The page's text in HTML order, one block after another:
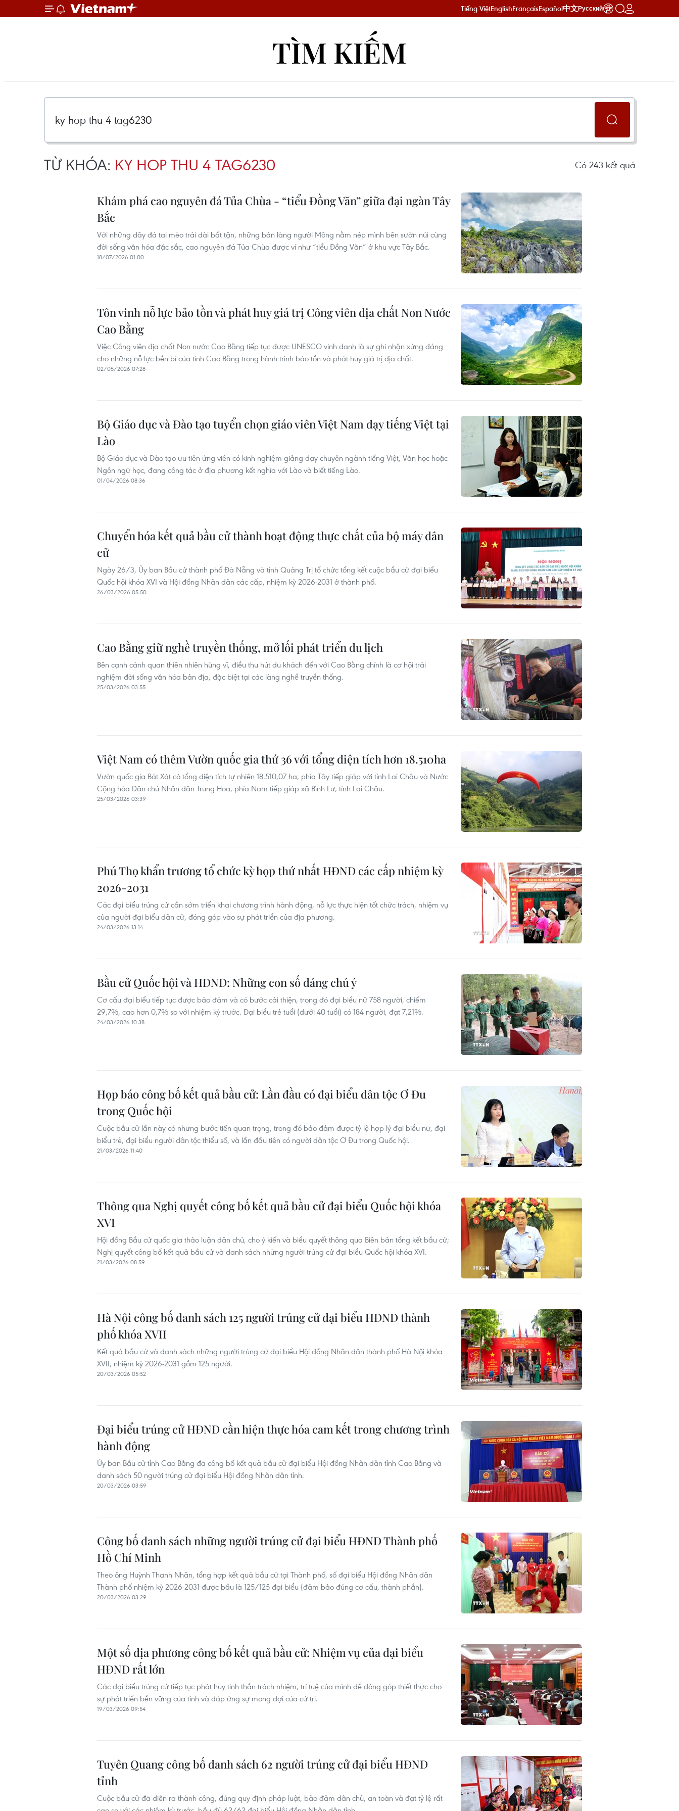
Tiếng ViệtEnglishFrançaisEspañol中文Русский
TÌM KIẾM
TỪ KHÓA: KY HOP THU 4 TAG6230 Có 243 kết quả
Khám phá cao nguyên đá Tủa Chùa - “tiểu Đồng Văn” giữa đại ngàn Tây
Bắc
Với những dãy đá tai mèo trải dài bất tận, những bản làng người Mông nằm nép mình bên sườn núi cùng
đời sống văn hóa đặc sắc, cao nguyên đá Tủa Chùa được ví như “tiểu Đồng Văn” ở khu vực Tây Bắc.
18/07/2026 01:00
Tôn vinh nỗ lực bảo tồn và phát huy giá trị Công viên địa chất Non Nước
Cao Bằng
Việc Công viên địa chất Non nước Cao Bằng tiếp tục được UNESCO vinh danh là sự ghi nhận xứng đáng
cho những nỗ lực bền bỉ của tỉnh Cao Bằng trong hành trình bảo tồn và phát huy giá trị địa chất.
02/05/2026 07:28
Bộ Giáo dục và Đào tạo tuyển chọn giáo viên Việt Nam dạy tiếng Việt tại
Lào
Bộ Giáo dục và Đào tạo ưu tiên ứng viên có kinh nghiệm giảng dạy chuyên ngành tiếng Việt, Văn học hoặc
Ngôn ngữ học, đang công tác ở địa phương kết nghĩa với Lào và biết tiếng Lào.
01/04/2026 08:36
Chuyển hóa kết quả bầu cử thành hoạt động thực chất của bộ máy dân
cử
Ngày 26/3, Ủy ban Bầu cử thành phố Đà Nẵng và tỉnh Quảng Trị tổ chức tổng kết cuộc bầu cử đại biểu
Quốc hội khóa XVI và Hội đồng Nhân dân các cấp, nhiệm kỳ 2026-2031 ở thành phố.
26/03/2026 05:50
Cao Bằng giữ nghề truyền thống, mở lối phát triển du lịch
Bên cạnh cảnh quan thiên nhiên hùng vĩ, điều thu hút du khách đến với Cao Bằng chính là cơ hội trải
nghiệm đời sống văn hóa bản địa, đặc biệt tại các làng nghề truyền thống.
25/03/2026 03:55
Việt Nam có thêm Vườn quốc gia thứ 36 với tổng diện tích hơn 18.510ha
Vườn quốc gia Bát Xát có tổng diện tích tự nhiên 18.510,07 ha; phía Tây tiếp giáp với tỉnh Lai Châu và Nước
Cộng hòa Dân chủ Nhân dân Trung Hoa; phía Nam tiếp giáp xã Bình Lư, tỉnh Lai Châu.
25/03/2026 03:39
Phú Thọ khẩn trương tổ chức kỳ họp thứ nhất HĐND các cấp nhiệm kỳ
2026-2031
Các đại biểu trúng cử cần sớm triển khai chương trình hành động, nỗ lực thực hiện tốt chức trách, nhiệm vụ
của người đại biểu dân cử, đóng góp vào sự phát triển của địa phương.
24/03/2026 13:14
Bầu cử Quốc hội và HĐND: Những con số đáng chú ý
Cơ cấu đại biểu tiếp tục được bảo đảm và có bước cải thiện, trong đó đại biểu nữ 758 người, chiếm
29,7%, cao hơn 0,7% so với nhiệm kỳ trước. Đại biểu trẻ tuổi (dưới 40 tuổi) có 184 người, đạt 7,21%.
24/03/2026 10:38
Họp báo công bố kết quả bầu cử: Lần đầu có đại biểu dân tộc Ơ Đu
trong Quốc hội
Cuộc bầu cử lần này có những bước tiến quan trọng, trong đó bảo đảm được tỷ lệ hợp lý đại biểu nữ, đại
biểu trẻ, đại biểu người dân tộc thiểu số, và lần đầu tiên có người dân tộc Ơ Đu trong Quốc hội.
21/03/2026 11:40
Thông qua Nghị quyết công bố kết quả bầu cử đại biểu Quốc hội khóa
XVI
Hội đồng Bầu cử quốc gia thảo luận dân chủ, cho ý kiến và biểu quyết thông qua Biên bản tổng kết bầu cử;
Nghị quyết công bố kết quả bầu cử và danh sách những người trúng cử đại biểu Quốc hội khóa XVI.
21/03/2026 08:59
Hà Nội công bố danh sách 125 người trúng cử đại biểu HĐND thành
phố khóa XVII
Kết quả bầu cử và danh sách những người trúng cử đại biểu Hội đồng Nhân dân thành phố Hà Nội khóa
XVII, nhiệm kỳ 2026-2031 gồm 125 người.
20/03/2026 05:52
Đại biểu trúng cử HĐND cần hiện thực hóa cam kết trong chương trình
hành động
Ủy ban Bầu cử tỉnh Cao Bằng đã công bố kết quả bầu cử đại biểu Hội đồng Nhân dân tỉnh Cao Bằng và
danh sách 50 người trúng cử đại biểu Hội đồng Nhân dân tỉnh.
20/03/2026 03:59
Công bố danh sách những người trúng cử đại biểu HĐND Thành phố
Hồ Chí Minh
Theo ông Huỳnh Thanh Nhân, tổng hợp kết quả bầu cử tại Thành phố, số đại biểu Hội đồng Nhân dân
Thành phố nhiệm kỳ 2026-2031 được bầu là 125/125 đại biểu (đảm bảo đúng cơ cấu, thành phần).
20/03/2026 03:29
Một số địa phương công bố kết quả bầu cử: Nhiệm vụ của đại biểu
HĐND rất lớn
Các đại biểu trúng cử tiếp tục phát huy tinh thần trách nhiệm, trí tuệ của mình để đóng góp thiết thực cho
sự phát triển bền vững của tỉnh và đáp ứng sự mong đợi của cử tri.
19/03/2026 09:54
Tuyên Quang công bố danh sách 62 người trúng cử đại biểu HĐND
tỉnh
Cuộc bầu cử đã diễn ra thành công, đúng quy định pháp luật, bảo đảm dân chủ, an toàn và đạt tỷ lệ rất